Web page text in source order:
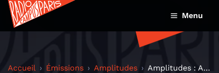
Menu
Accueil Émissions Amplitudes Amplitudes : Aho Ssan